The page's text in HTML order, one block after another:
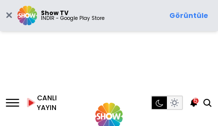
Show TV
İNDİR - Google Play Store Görüntüle
CANLI
YAYIN
5